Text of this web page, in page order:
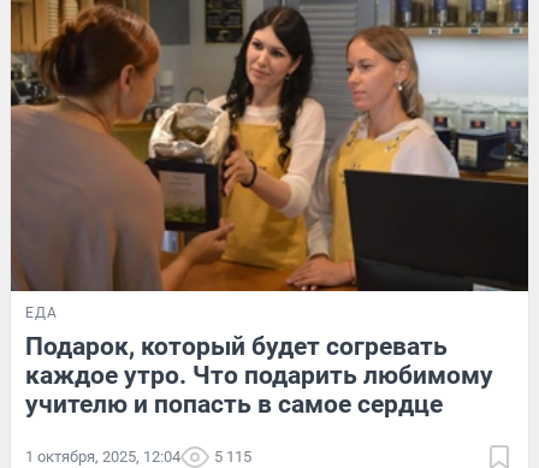
ЕДА
Подарок, который будет согревать
каждое утро. Что подарить любимому
учителю и попасть в самое сердце
1 октября, 2025, 12:04 5 115